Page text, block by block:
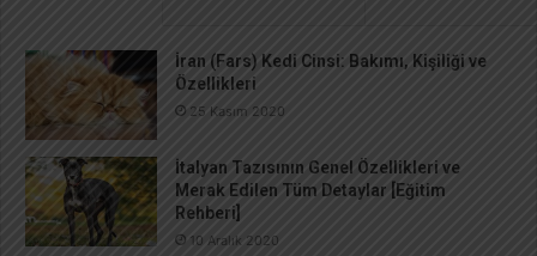
İran (Fars) Kedi Cinsi: Bakımı, Kişiliği ve
Özellikleri
25 Kasım 2020
İtalyan Tazısının Genel Özellikleri ve
Merak Edilen Tüm Detaylar [Eğitim
Rehberi]
10 Aralık 2020